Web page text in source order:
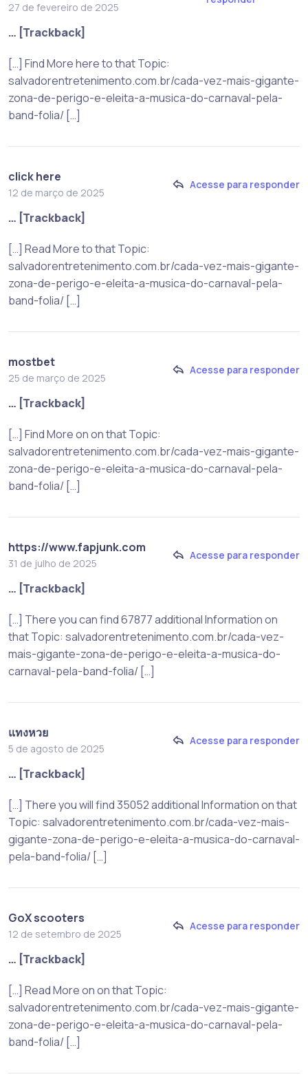
27 de fevereiro de 2025
… [Trackback]
[…] Find More here to that Topic:
salvadorentretenimento.com.br/cada-vez-mais-gigante-
zona-de-perigo-e-eleita-a-musica-do-carnaval-pela-
band-folia/ […]
click here
12 de março de 2025
Acesse para responder
… [Trackback]
[…] Read More to that Topic:
salvadorentretenimento.com.br/cada-vez-mais-gigante-
zona-de-perigo-e-eleita-a-musica-do-carnaval-pela-
band-folia/ […]
mostbet
25 de março de 2025
Acesse para responder
… [Trackback]
[…] Find More on on that Topic:
salvadorentretenimento.com.br/cada-vez-mais-gigante-
zona-de-perigo-e-eleita-a-musica-do-carnaval-pela-
band-folia/ […]
https://www.fapjunk.com
31 de julho de 2025
Acesse para responder
… [Trackback]
[…] There you can find 67877 additional Information on
that Topic: salvadorentretenimento.com.br/cada-vez-
mais-gigante-zona-de-perigo-e-eleita-a-musica-do-
carnaval-pela-band-folia/ […]
แทงหวย
5 de agosto de 2025
Acesse para responder
… [Trackback]
[…] There you will find 35052 additional Information on that
Topic: salvadorentretenimento.com.br/cada-vez-mais-
gigante-zona-de-perigo-e-eleita-a-musica-do-carnaval-
pela-band-folia/ […]
GoX scooters
12 de setembro de 2025
Acesse para responder
… [Trackback]
[…] Read More on on that Topic:
salvadorentretenimento.com.br/cada-vez-mais-gigante-
zona-de-perigo-e-eleita-a-musica-do-carnaval-pela-
band-folia/ […]